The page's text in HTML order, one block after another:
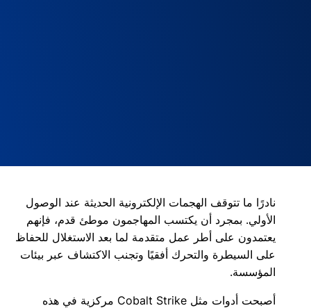
نادرًا ما تتوقف الهجمات الإلكترونية الحديثة عند الوصول
الأولي. بمجرد أن يكتسب المهاجمون موطئ قدم، فإنهم
يعتمدون على أطر عمل متقدمة لما بعد الاستغلال للحفاظ
على السيطرة والتحرك أفقيًا وتجنب الاكتشاف عبر بيئات
المؤسسة.
أصبحت أدوات مثل Cobalt Strike مركزية في هذه